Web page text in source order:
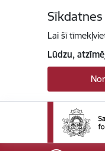
Sīkdatnes
Lai šī
Lūdzu,